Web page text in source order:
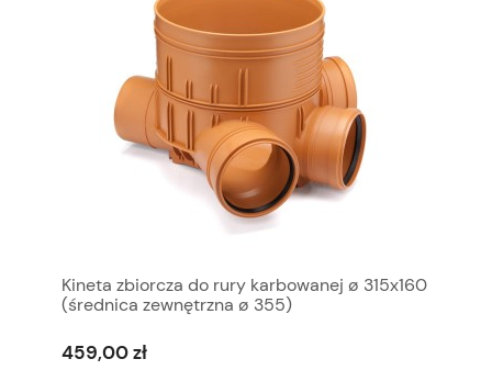
Kineta zbiorcza do rury karbowanej ø 315x160
(średnica zewnętrzna ø 355)
459,00 zł